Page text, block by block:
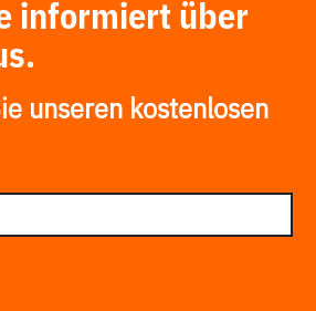
informiert über
unseren kostenlosen